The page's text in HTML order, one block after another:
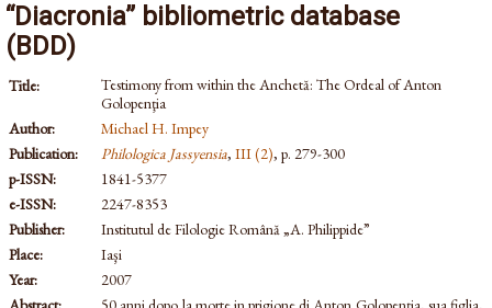
“Diacronia” bibliometric database
(BDD)
Title:
Testimony from within the Anchetă: The Ordeal of Anton
Golopenţia
Author:
Michael H. Impey
Publication:
Philologica Jassyensia, III (2), p. 279-300
p-ISSN:
1841-5377
e-ISSN:
2247-8353
Publisher:
Institutul de Filologie Română „A. Philippide”
Place:
Iaşi
Year:
2007